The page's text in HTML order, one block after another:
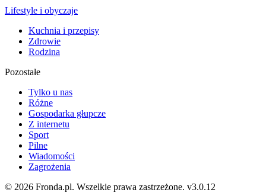
Lifestyle i obyczaje
Kuchnia i przepisy
Zdrowie
Rodzina
Pozostałe
Tylko u nas
Różne
Gospodarka głupcze
Z internetu
Sport
Pilne
Wiadomości
Zagrożenia
© 2026 Fronda.pl. Wszelkie prawa zastrzeżone. v3.0.12